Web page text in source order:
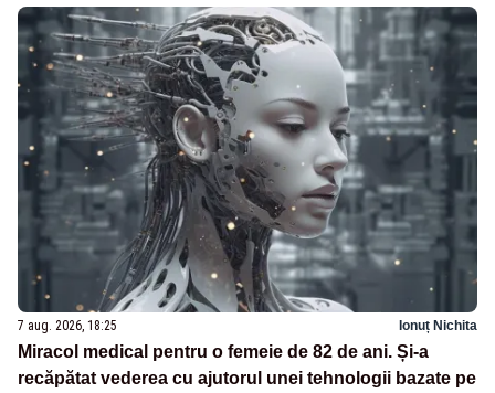
7 aug. 2026, 18:25 Ionuț Nichita
Miracol medical pentru o femeie de 82 de ani. Și-a
recăpătat vederea cu ajutorul unei tehnologii bazate pe